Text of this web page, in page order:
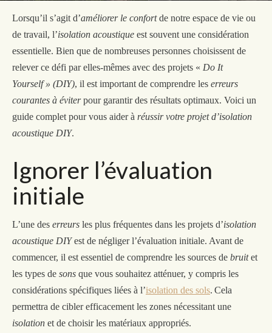
Lorsqu’il s’agit d’améliorer le confortde notre espace de vie ou
de travail, l’isolation acoustique est souvent une considération
essentielle. Bien que de nombreuses personnes choisissent de
relever ce défi par elles-mêmes avec des projets « Do It
Yourself » (DIY), il est important de comprendre les erreurs
courantes à éviterpour garantir des résultats optimaux. Voici un
guide complet pour vous aider à réussir votre projet d’isolation
acoustique DIY.
Ignorer l’évaluation
initiale
L’une des erreurs les plus fréquentes dans les projets d’isolation
acoustique DIYest de négligerl’évaluation initiale. Avant de
commencer, il est essentiel de comprendre les sources de bruitet
les types de sons que vous souhaitez atténuer, y compris les
considérations spécifiques liées à l’isolation des sols. Cela
permettra de cibler efficacement les zones nécessitant une
isolation et de choisir les matériaux appropriés.